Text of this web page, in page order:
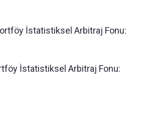
İstatistiksel Arbitraj Fonu:
İstatistiksel Arbitraj Fonu: